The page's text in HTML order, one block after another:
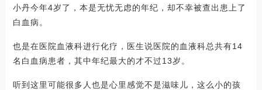
小丹今年4岁了，本是无忧无虑的年纪，却不幸被查出患上了
白血病。
也是在医院血液科进行化疗，医生说医院的血液科总共有14
名白血病患者，其中年纪最大的才不过13岁。
听到这里可能很多人也是心里感觉不是滋味儿，这么小的孩